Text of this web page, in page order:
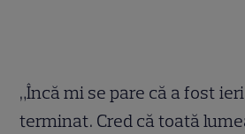
„Încă mi se pare că a fost
terminat. Cred că toată